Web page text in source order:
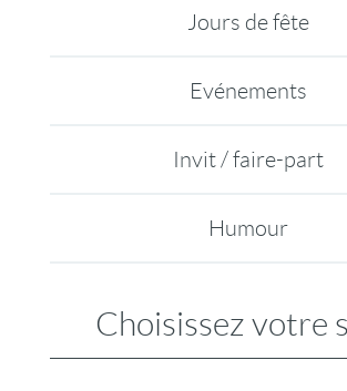
Jours de fête
Evénements
Invit / faire-part
Humour
Choisissez votre